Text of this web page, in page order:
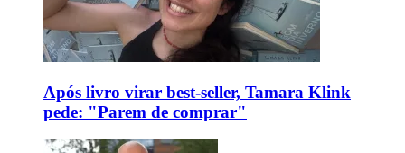
Após livro virar best-seller, Tamara Klink
pede: "Parem de comprar"